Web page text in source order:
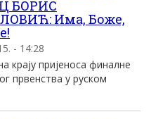
БОРИС
Има, Боже,
- 14:28
крају пријеноса финалне
првенства у руском